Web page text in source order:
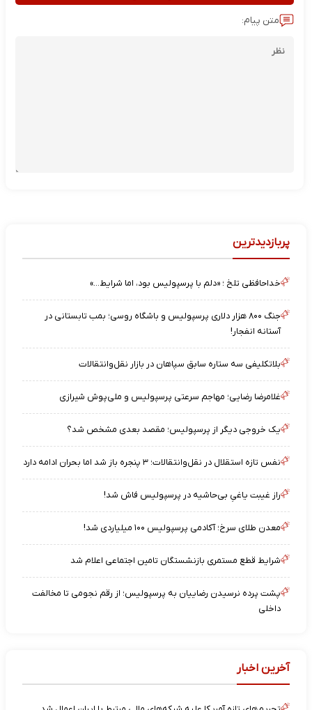
متن پیام:
پربازدیدترین
خداحافظی تلخ ؛ «دلم با پرسپولیس بود، اما شرایط…»
جنگ ۸۰۰ هزار دلاری پرسپولیس و باشگاه روسی؛ بمب تابستانی در
آستانه انفجار!
بلاتکلیفی سه ستاره سابق سپاهان در بازار نقل‌وانتقالات
غلامرضا رضایی؛ مهاجم سرعتی پرسپولیس و ملی‌پوش شیرازی
یک خروجی دیگر از پرسپولیس؛ مقصد بعدی مشخص شد؟
نفس تازه استقلال در نقل‌وانتقالات؛ ۳ پنجره باز شد اما بحران ادامه دارد
راز غیبت یاغیِ بی‌حاشیه در پرسپولیس فاش شد!
معدن طلای سرخ؛ آکادمی پرسپولیس ۱۰۰ میلیاردی شد!
شرایط قطع مستمری بازنشستگان تامین اجتماعی اعلام شد
پشت پرده نرسیدن رضاییان به پرسپولیس؛ از رقم نجومی تا مخالفت
داخلی
آخرین اخبار